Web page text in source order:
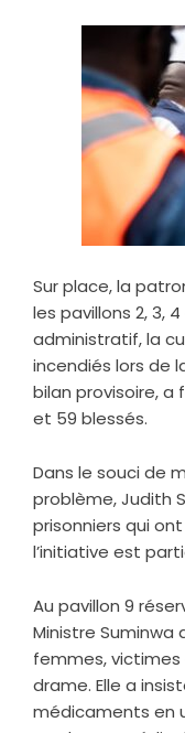
Sur place, la
les pavillons 2, 3,
administratif, la
incendiés lors de
bilan provisoire, a
et 59 blessés.
Dans le souci de
problème, Judith
prisonniers qui
l’initiative est
Au pavillon 9
Ministre Suminwa
femmes, victimes
drame. Elle a
médicaments en